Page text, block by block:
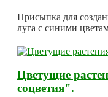
Присыпка для
луга с синими
Цветущие
соцветия".